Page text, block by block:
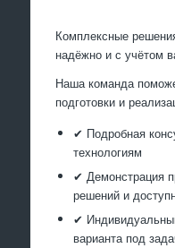
Комплексные
надёжно и с учётом
Наша команда
подготовки и
✔ Подробная
технологиям
✔ Демонстрация
решений и
✔
варианта под